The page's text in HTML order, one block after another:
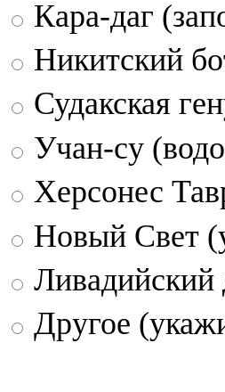
Кара-даг
Никитский
Судакская
Учан-су
Херсонес
Новый Свет
Ливадийский
Другое